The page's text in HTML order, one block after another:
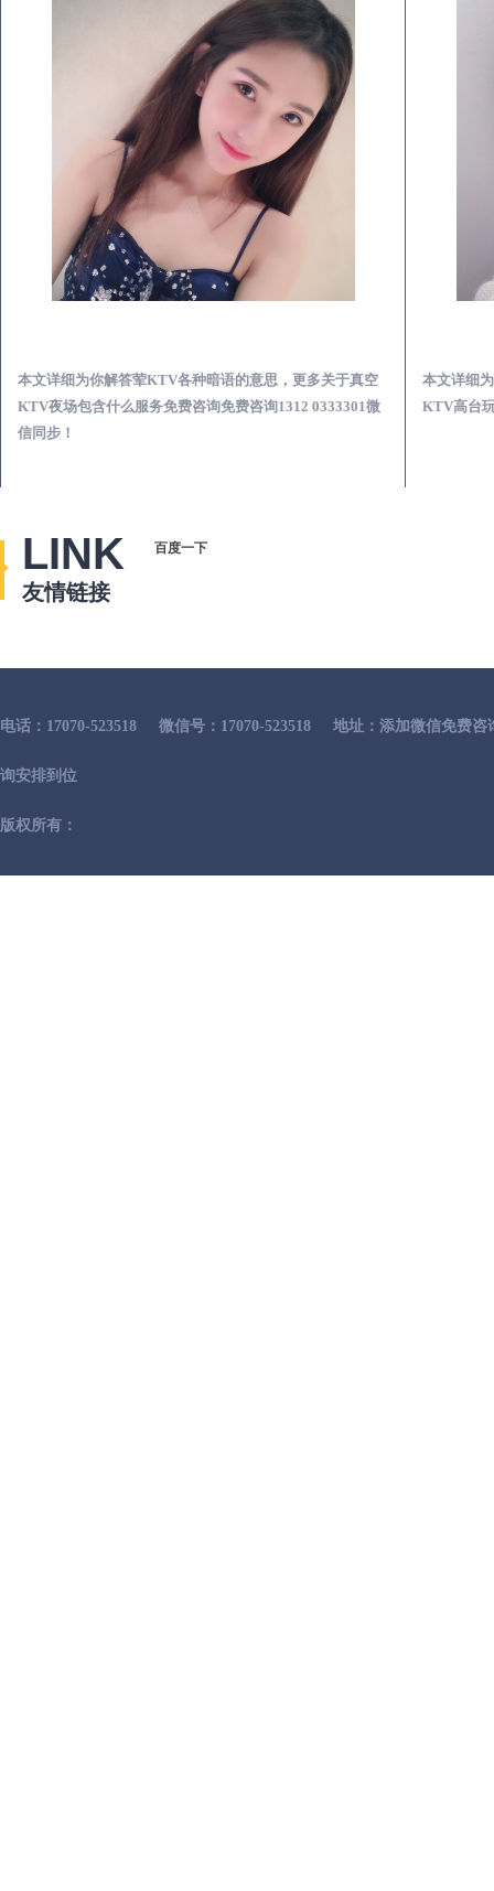
本文详细为你解答荤KTV各种暗语的意思，更多关于真空
KTV夜场包含什么服务免费咨询免费咨询1312 0333301微
信同步！
本文详细
KTV高台
LINK
友情链接
百度一下
电话：17070-523518 微信号：17070-523518 地址：添加微信免费
询安排到位
版权所有：